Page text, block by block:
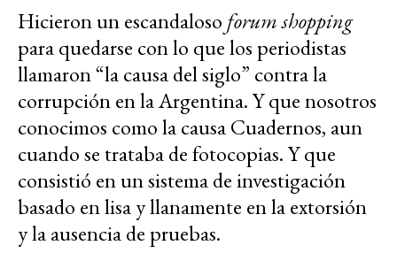
Hicieron un escandaloso forum shopping
para quedarse con lo que los periodistas
llamaron “la causa del siglo” contra la
corrupción en la Argentina. Y que nosotros
conocimos como la causa Cuadernos, aun
cuando se trataba de fotocopias. Y que
consistió en un sistema de investigación
basado en lisa y llanamente en la extorsión
y la ausencia de pruebas.